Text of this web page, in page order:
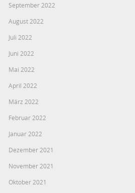
September 2022
August 2022
Juli 2022
Juni 2022
Mai 2022
April 2022
März 2022
Februar 2022
Januar 2022
Dezember 2021
November 2021
Oktober 2021